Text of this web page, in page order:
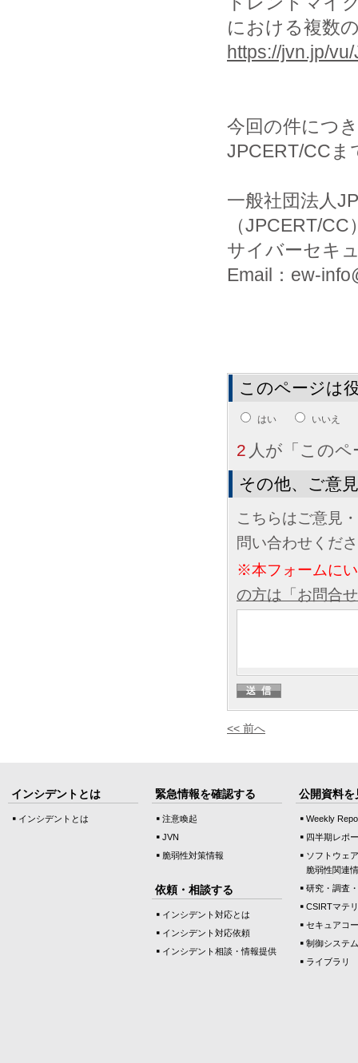
における複数
https://jvn.jp/
今回の件につ
JPCERT/CCま
一般社団法人
（JPCERT/CC
サイバーセキ
Email：ew-
このページは
はい いいえ
2 人が「この
その他、ご意
こちらはご意見
問い合わせくだ
※本フォームに
の方は「お問合
<< 前へ
インシデントとは
インシデントとは
緊急情報を確認する
注意喚起
JVN
脆弱性対策情報
依頼・相談する
インシデント対応とは
インシデント対応依頼
インシデント相談・情報提供
公開資料を
Weekly
四半期レポ
ソフトウェ
脆弱性関連
研究・調査
CSIRTマテ
セキュアコ
制御システ
ライブラリ